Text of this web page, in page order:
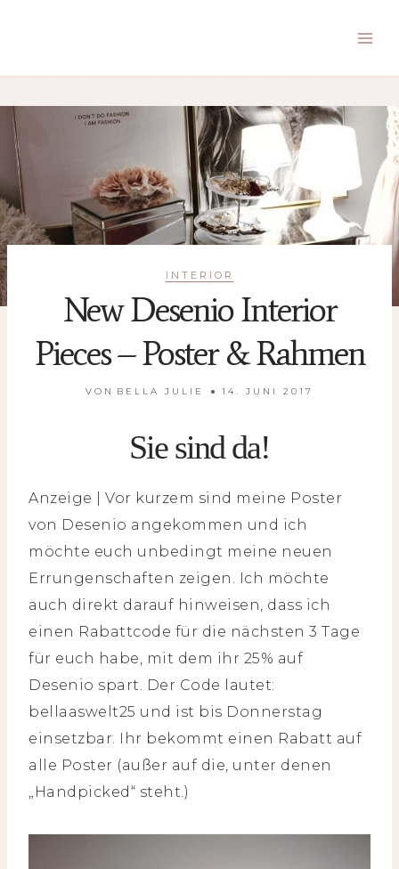
INTERIOR
New Desenio Interior
Pieces – Poster & Rahmen
VON BELLA JULIE 14. JUNI 2017
Sie sind da!
Anzeige | Vor kurzem sind meine Poster
von Desenio angekommen und ich
möchte euch unbedingt meine neuen
Errungenschaften zeigen. Ich möchte
auch direkt darauf hinweisen, dass ich
einen Rabattcode für die nächsten 3 Tage
für euch habe, mit dem ihr 25% auf
Desenio spart. Der Code lautet:
bellaaswelt25 und ist bis Donnerstag
einsetzbar. Ihr bekommt einen Rabatt auf
alle Poster (außer auf die, unter denen
„Handpicked“ steht.)